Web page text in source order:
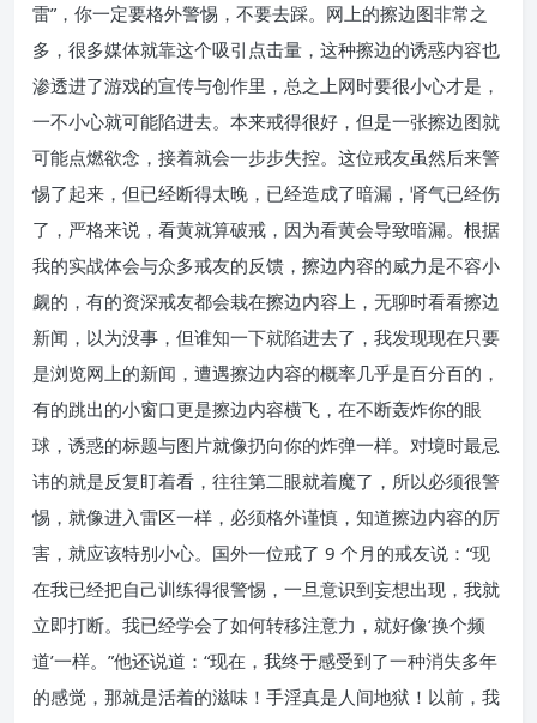
雷”，你一定要格外警惕，不要去踩。网上的擦边图非常之
多，很多媒体就靠这个吸引点击量，这种擦边的诱惑内容也
渗透进了游戏的宣传与创作里，总之上网时要很小心才是，
一不小心就可能陷进去。本来戒得很好，但是一张擦边图就
可能点燃欲念，接着就会一步步失控。这位戒友虽然后来警
惕了起来，但已经断得太晚，已经造成了暗漏，肾气已经伤
了，严格来说，看黄就算破戒，因为看黄会导致暗漏。根据
我的实战体会与众多戒友的反馈，擦边内容的威力是不容小
觑的，有的资深戒友都会栽在擦边内容上，无聊时看看擦边
新闻，以为没事，但谁知一下就陷进去了，我发现现在只要
是浏览网上的新闻，遭遇擦边内容的概率几乎是百分百的，
有的跳出的小窗口更是擦边内容横飞，在不断轰炸你的眼
球，诱惑的标题与图片就像扔向你的炸弹一样。对境时最忌
讳的就是反复盯着看，往往第二眼就着魔了，所以必须很警
惕，就像进入雷区一样，必须格外谨慎，知道擦边内容的厉
害，就应该特别小心。国外一位戒了 9 个月的戒友说：“现
在我已经把自己训练得很警惕，一旦意识到妄想出现，我就
立即打断。我已经学会了如何转移注意力，就好像‘换个频
道’一样。”他还说道：“现在，我终于感受到了一种消失多年
的感觉，那就是活着的滋味！手淫真是人间地狱！以前，我